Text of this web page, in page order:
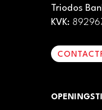
Triodos
KVK: